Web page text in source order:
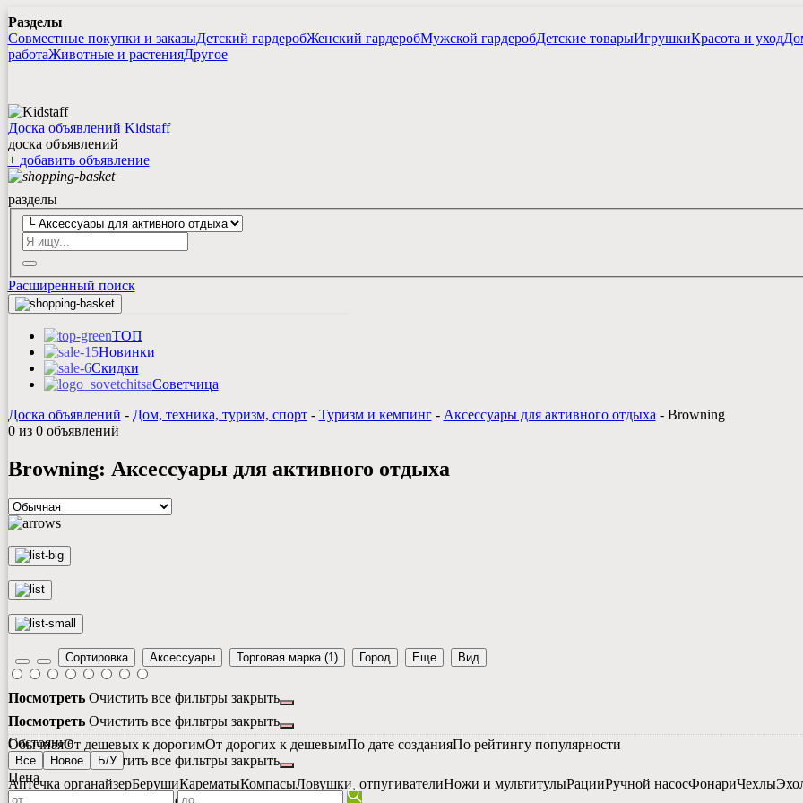
Разделы
Совместные покупки и заказыДетский гардеробЖенский гардеробМужской гардеробДетские товарыИгрушкиКрасота и уход
работаЖивотные и растенияДругое
Доска объявлений Kidstaff
доска объявлений
+ добавитьобъявление
разделы
Расширенный поиск
ТОП
Новинки
Скидки
Советчица
Доска объявлений - Дом, техника, туризм, спорт - Туризм и кемпинг - Аксессуары для активного отдыха - Browning
0 из 0 объявлений
Browning: Аксессуары для активного отдыха
Сортировка Аксессуары Торговая марка (1) Город Еще Вид
Посмотреть Очистить все фильтры закрыть
Посмотреть Очистить все фильтры закрыть
ОбычнаяОт дешевых к дорогимОт дорогих к дешевымПо дате созданияПо рейтингу популярности
Посмотреть
Очистить все фильтры закрыть
Аптечка органайзерБерушиКарематыКомпасыЛовушки, отпугивателиНожи и мультитулыРацииРучной насосФонариЧехлы
Состояние
Все Новое Б/У
Цена